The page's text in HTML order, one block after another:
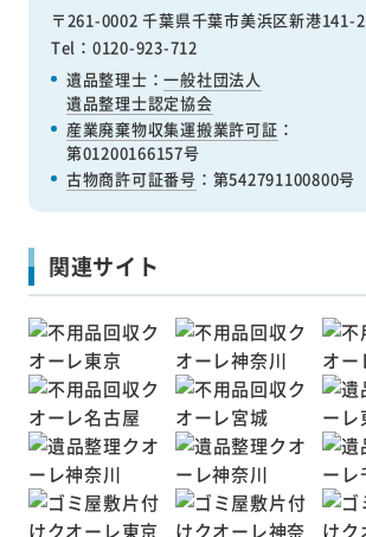
〒261-0002 千葉県千葉市美浜区新港141-2
Tel：0120-923-712
遺品整理士：一般社団法人
遺品整理士認定協会
産業廃棄物収集運搬業許可証 ：
第01200166157号
古物商許可証番号 ：第542791100800号
関連サイト